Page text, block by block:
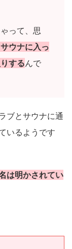
って、思
ウナに入っ
するんで
ブとサウナに通
いるようです
は明かされてい